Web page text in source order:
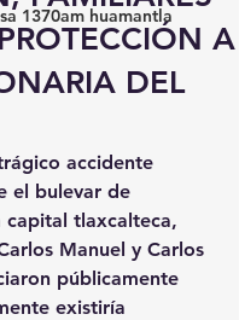
1370am huamantla
A
DEL
accidente
el bulevar de
capital tlaxcalteca,
Manuel y Carlos
públicamente
existiría